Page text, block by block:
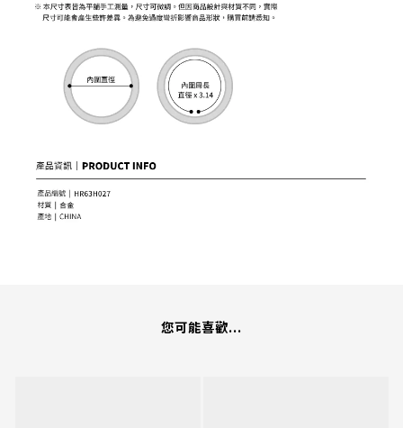
您可能喜歡...